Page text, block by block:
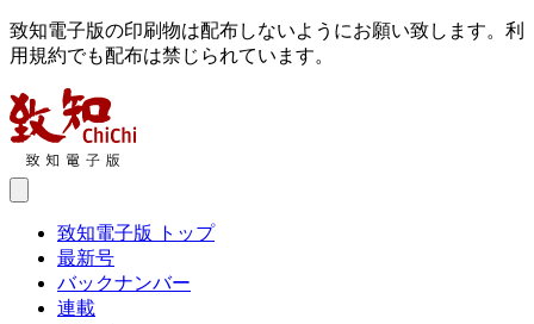
致知電子版の印刷物は配布しないようにお願い致します。利
用規約でも配布は禁じられています。
致知電子版 トップ
最新号
バックナンバー
連載